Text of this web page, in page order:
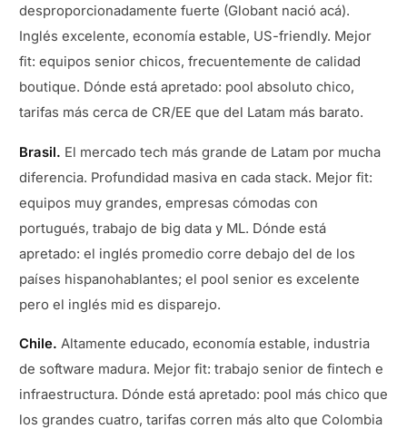
desproporcionadamente fuerte (Globant nació acá).
Inglés excelente, economía estable, US-friendly. Mejor
fit: equipos senior chicos, frecuentemente de calidad
boutique. Dónde está apretado: pool absoluto chico,
tarifas más cerca de CR/EE que del Latam más barato.
Brasil. El mercado tech más grande de Latam por mucha
diferencia. Profundidad masiva en cada stack. Mejor fit:
equipos muy grandes, empresas cómodas con
portugués, trabajo de big data y ML. Dónde está
apretado: el inglés promedio corre debajo del de los
países hispanohablantes; el pool senior es excelente
pero el inglés mid es disparejo.
Chile. Altamente educado, economía estable, industria
de software madura. Mejor fit: trabajo senior de fintech e
infraestructura. Dónde está apretado: pool más chico que
los grandes cuatro, tarifas corren más alto que Colombia